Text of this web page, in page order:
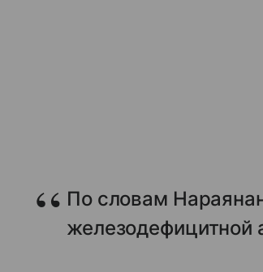
По словам
железодефицитной